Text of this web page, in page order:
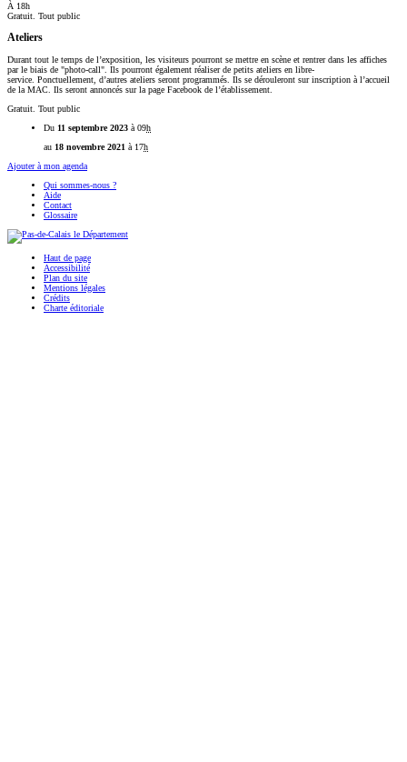
À 18h
Gratuit. Tout public
Ateliers
Durant tout le temps de l’exposition, les visiteurs pourront se mettre en scène et rentrer dans les affiches
par le biais de "photo-call". Ils pourront également réaliser de petits ateliers en libre-
service. Ponctuellement, d’autres ateliers seront programmés. Ils se dérouleront sur inscription à l’accueil
de la MAC. Ils seront annoncés sur la page Facebook de l’établissement.
Gratuit. Tout public
Du 11 septembre 2023 à 09h
au 18 novembre 2021 à 17h
Ajouter à mon agenda
Qui sommes-nous ?
Aide
Contact
Glossaire
Haut de page
Accessibilité
Plan du site
Mentions légales
Crédits
Charte éditoriale